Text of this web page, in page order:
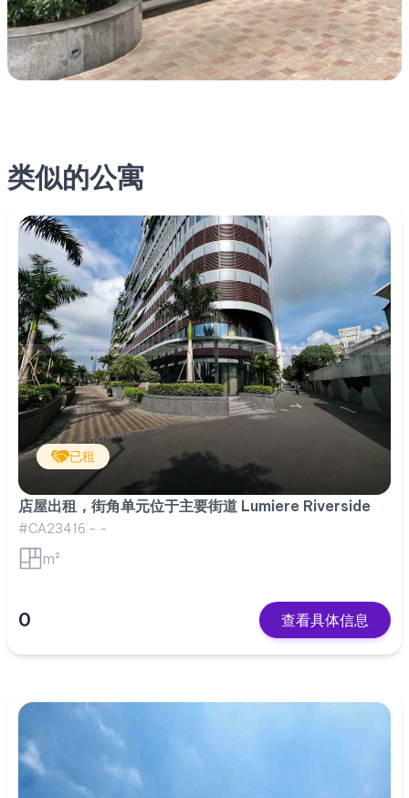
类似的公寓
已租
店屋出租，街角单元位于主要街道 Lumiere Riverside
#CA23416 - -
m²
0 查看具体信息